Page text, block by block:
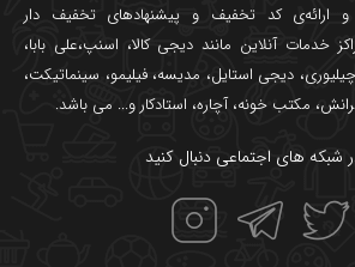
و ارائه‌یکد تخفیف و پیشنهادهای تخفیف دار
خدمات آنلاین مانند دیجی کالا، اسنپ،علی بابا،
چیلیوری، دیجی استایل، مدیسه،فیلیمو، سینماتیکت،
، مکتب خونه،آچاره، استادکار و... می باشد.
شبکه های اجتماعی دنبال کنید